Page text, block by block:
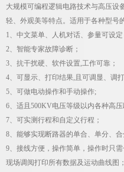
大规模可编程逻辑电路技术与高压设
轻、外观美等特点。适用于各种型号
1、中文菜单、人机对话、参量可设
2、智能专家故障诊断；
3、抗干扰硬、软件设置,工作可靠；
4、可显示、打印结果,且可调显、调
5、可做电动操作和手动操作;
6、适且500KV电压等级以内各种高
7、可实测行程和自定义行程；
8、能够实现断路器的单合、单分、
9、接线方便，操作简单，操作时只
现场调阅打印所有数据及运动曲线图